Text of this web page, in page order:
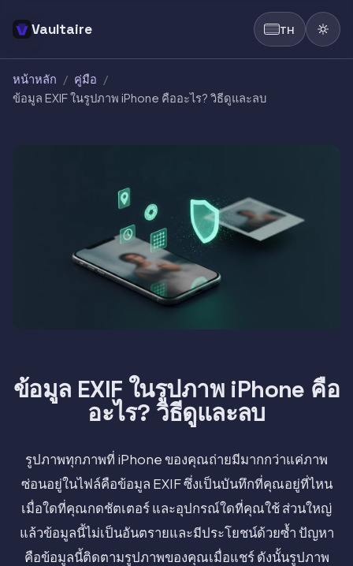
Vaultaire TH
หน้าหลัก / คู่มือ /
ข้อมูล EXIF ในรูปภาพ iPhone คืออะไร? วิธีดูและลบ
ข้อมูล EXIF ในรูปภาพ iPhone คือ
อะไร? วิธีดูและลบ
รูปภาพทุกภาพที่ iPhone ของคุณถ่ายมีมากกว่าแค่ภาพ
ซ่อนอยู่ในไฟล์คือข้อมูล EXIF ซึ่งเป็นบันทึกที่คุณอยู่ที่ไหน
เมื่อใดที่คุณกดชัตเตอร์ และอุปกรณ์ใดที่คุณใช้ ส่วนใหญ่
แล้วข้อมูลนี้ไม่เป็นอันตรายและมีประโยชน์ด้วยซ้ำ ปัญหา
คือข้อมูลนี้ติดตามรูปภาพของคุณเมื่อแชร์ ดังนั้นรูปภาพ